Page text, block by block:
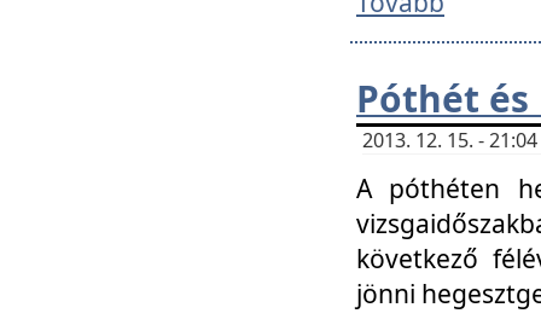
Póthét és
2013. 12. 15. -
A póthéten
következő
jönni